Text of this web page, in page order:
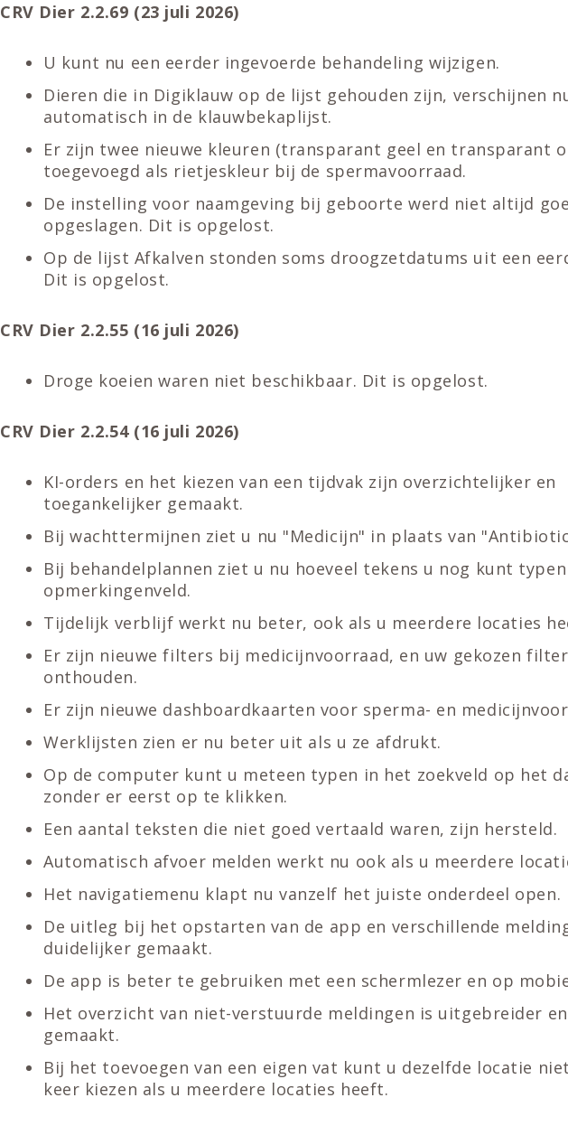
CRV Dier 2.2.69 (23 juli 2026)
U kunt nu een eerder ingevoerde behandeling wijzigen.
Dieren die in Digiklauw op de lijst gehouden zijn, verschijnen
automatisch in de klauwbekaplijst.
Er zijn twee nieuwe kleuren (transparant geel en transparant
toegevoegd als rietjeskleur bij de spermavoorraad.
De instelling voor naamgeving bij geboorte werd niet altijd
opgeslagen. Dit is opgelost.
Op de lijst Afkalven stonden soms droogzetdatums uit een
Dit is opgelost.
CRV Dier 2.2.55 (16 juli 2026)
Droge koeien waren niet beschikbaar. Dit is opgelost.
CRV Dier 2.2.54 (16 juli 2026)
KI-orders en het kiezen van een tijdvak zijn overzichtelijker en
toegankelijker gemaakt.
Bij wachttermijnen ziet u nu "Medicijn" in plaats van
Bij behandelplannen ziet u nu hoeveel tekens u nog kunt
opmerkingenveld.
Tijdelijk verblijf werkt nu beter, ook als u meerdere locaties
Er zijn nieuwe filters bij medicijnvoorraad, en uw gekozen
onthouden.
Er zijn nieuwe dashboardkaarten voor sperma- en
Werklijsten zien er nu beter uit als u ze afdrukt.
Op de computer kunt u meteen typen in het zoekveld op het
zonder er eerst op te klikken.
Een aantal teksten die niet goed vertaald waren, zijn hersteld.
Automatisch afvoer melden werkt nu ook als u meerdere
Het navigatiemenu klapt nu vanzelf het juiste onderdeel open.
De uitleg bij het opstarten van de app en verschillende
duidelijker gemaakt.
De app is beter te gebruiken met een schermlezer en op
Het overzicht van niet-verstuurde meldingen is uitgebreider
gemaakt.
Bij het toevoegen van een eigen vat kunt u dezelfde locatie
keer kiezen als u meerdere locaties heeft.